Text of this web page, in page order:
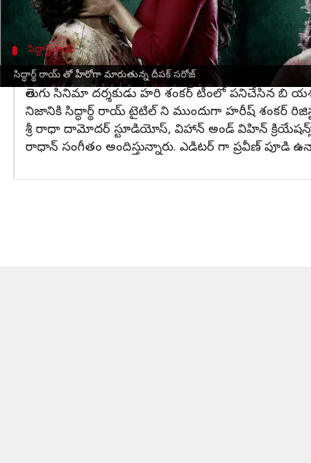
సిద్ధార్థ్ రాయ్ తో హీరోగా మారుతున్న దీపక్ సరోజ్
సిద్ధార్థ్ రాయ్
హరీష్ శంకర్ టీమ్ లోంచి వస్తున్న కొత్త దర్శకుడు
తెలుగు సినిమా దర్శకుడు హరి శంకర్ టీంలో పనిచేసిన బి
నిజానికి సిద్ధార్థ్ రాయ్ టైటిల్ ని ముందుగా హరీష్ శంకర్
శ్రీ రాధా దామోదర్ స్టూడియోస్, విహాన్ అండ్ విహిన్ క్రియేషన్స్
రాధాన్ సంగీతం అందిస్తున్నారు. ఎడిటర్ గా ప్రవీణ్ పూడి